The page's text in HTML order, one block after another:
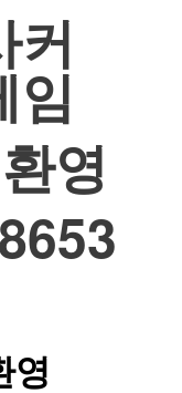
커
임
영
영